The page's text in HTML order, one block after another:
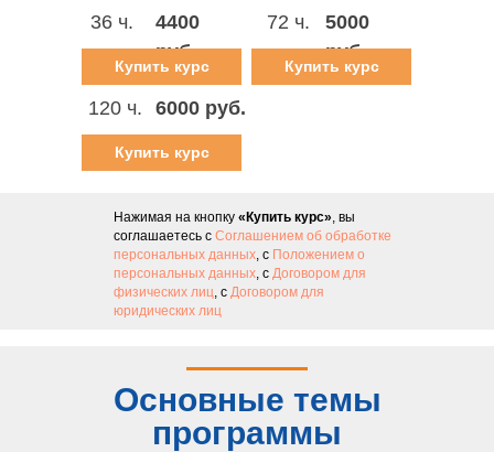
36 ч.
72 ч.
120 ч.
4400
руб.
5000
руб.
6000 руб.
Купить курс
Купить курс
Купить курс
Нажимая на кнопку «Купить курс», вы
соглашаетесь с Соглашением об обработке
персональных данных, с Положением о
персональных данных, с Договором для
физических лиц, с Договором для
юридических лиц
Основные темы
программы